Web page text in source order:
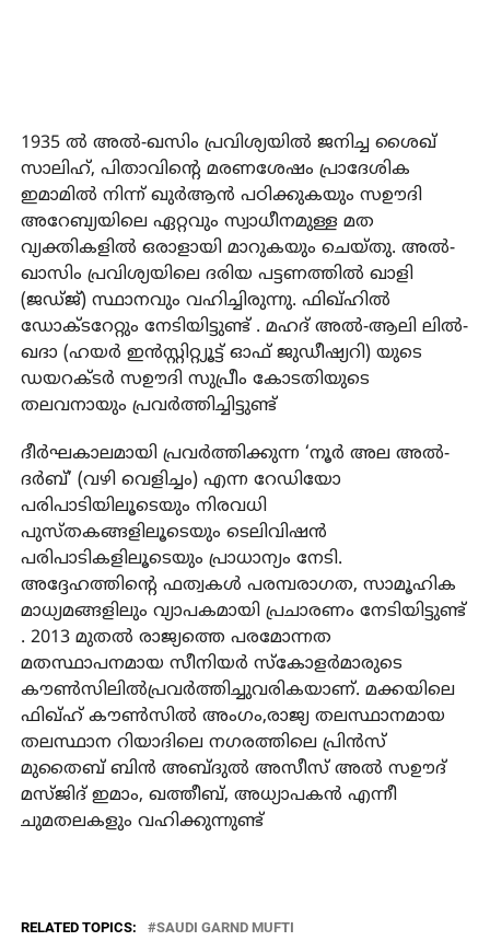
1935 ല്‍ അല്‍-ഖസിം പ്രവിശ്യയില്‍ ജനിച്ച ശൈഖ്
സാലിഹ്, പിതാവിന്റെ മരണശേഷം പ്രാദേശിക
ഇമാമില്‍ നിന്ന് ഖുര്‍ആന്‍ പഠിക്കുകയും സഊദി
അറേബ്യയിലെ ഏറ്റവും സ്വാധീനമുള്ള മത
വ്യക്തികളില്‍ ഒരാളായി മാറുകയും ചെയ്തു. അല്‍-
ഖാസിം പ്രവിശ്യയിലെ ദരിയ പട്ടണത്തില്‍ ഖാളി
(ജഡ്ജ്) സ്ഥാനവും വഹിച്ചിരുന്നു. ഫിഖ്ഹില്‍
ഡോക്ടറേറ്റും നേടിയിട്ടുണ്ട് . മഹദ് അല്‍-ആലി ലില്‍-
ഖദാ (ഹയര്‍ ഇന്‍സ്റ്റിറ്റ്യൂട്ട് ഓഫ് ജുഡീഷ്യറി) യുടെ
ഡയറക്ടര്‍ സഊദി സുപ്രീം കോടതിയുടെ
തലവനായും പ്രവര്‍ത്തിച്ചിട്ടുണ്ട്
ദീര്‍ഘകാലമായി പ്രവര്‍ത്തിക്കുന്ന ‘നൂര്‍ അല അല്‍-
ദര്‍ബ്’ (വഴി വെളിച്ചം) എന്ന റേഡിയോ
പരിപാടിയിലൂടെയും നിരവധി
പുസ്തകങ്ങളിലൂടെയും ടെലിവിഷന്‍
പരിപാടികളിലൂടെയും പ്രാധാന്യം നേടി.
അദ്ദേഹത്തിന്റെ ഫത്വകള്‍ പരമ്പരാഗത, സാമൂഹിക
മാധ്യമങ്ങളിലും വ്യാപകമായി പ്രചാരണം നേടിയിട്ടുണ്ട്
. 2013 മുതല്‍ രാജ്യത്തെ പരമോന്നത
മതസ്ഥാപനമായ സീനിയര്‍ സ്‌കോളര്‍മാരുടെ
കൗണ്‍സിലില്‍പ്രവര്‍ത്തിച്ചുവരികയാണ്. മക്കയിലെ
ഫിഖ്ഹ് കൗണ്‍സില്‍ അംഗം,രാജ്യ തലസ്ഥാനമായ
തലസ്ഥാന റിയാദിലെ നഗരത്തിലെ പ്രിന്‍സ്
മുതൈബ് ബിന്‍ അബ്ദുല്‍ അസീസ് അല്‍ സഊദ്
മസ്ജിദ് ഇമാം, ഖത്തീബ്, അധ്യാപകന്‍ എന്നീ
ചുമതലകളും വഹിക്കുന്നുണ്ട്
RELATED TOPICS: SAUDI GARND MUFTI